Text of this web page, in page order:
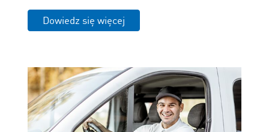
Dowiedz się więcej